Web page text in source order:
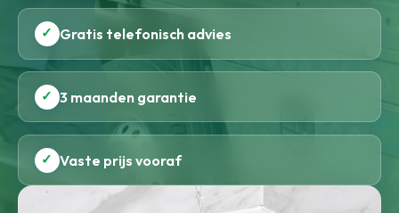
✓ Gratis telefonisch advies
✓ 3 maanden garantie
✓ Vaste prijs vooraf